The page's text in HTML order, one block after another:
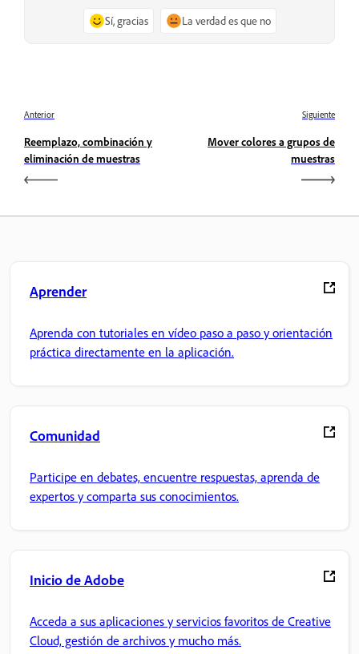
Sí, gracias La verdad es que no
Anterior
Reemplazo, combinación y
eliminación de muestras
Siguiente
Mover colores a grupos de
muestras
Aprender
Aprenda con tutoriales en vídeo paso a paso y orientación
práctica directamente en la aplicación.
Comunidad
Participe en debates, encuentre respuestas, aprenda de
expertos y comparta sus conocimientos.
Inicio de Adobe
Acceda a sus aplicaciones y servicios favoritos de Creative
Cloud, gestión de archivos y mucho más.